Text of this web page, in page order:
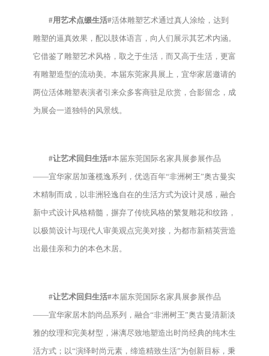
#用艺术点缀生活#活体雕塑艺术通过真人涂绘，达到
雕塑的逼真效果，配以肢体语言，向人们展示其艺术内涵。
它借鉴了雕塑艺术风格，取之于生活，而又高于生活，更富
有雕塑造型的流动美。本届东莞家具展上，宜华家居邀请的
两位活体雕塑表演者引来众多客商驻足欣赏，合影留念，成
为展会一道独特的风景线。
#让艺术回归生活#本届东莞国际名家具展参展作品
——宜华家居加蓬榄逸系列，优选百年“非洲树王”奥古曼实
木精制而成，以非洲轻逸自在的生活方式为设计灵感，融合
新中式设计风格精髓，摒弃了传统风格的繁复雕花和纹路，
以极简设计与现代人审美观点完美对接，为都市新精英营造
出最佳亲和力的本色木居。
#让艺术回归生活#本届东莞国际名家具展参展作品
——宜华家居木韵尚品系列，融合“非洲树王”奥古曼清新淡
雅的纹理和完美材型，淋漓尽致地塑造出时尚经典的纯木生
活方式；以“演绎时尚元素，缔造精致生活”为创新目标，秉